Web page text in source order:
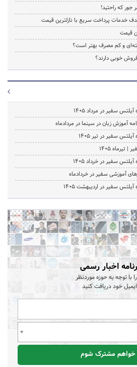
جور که راحتید!
خدمات پرداخت سریع با نازلترین قیمت
قیمت
و کم مصرف بهتر است؟
خوبی دارند؟
سفیر در مرداد 1405
آموزش زبان در سینما در مردادماه
سفیر در تیر 1405
۱۴۰۵
سفیر در خرداد 1405
آموزشی سفیر در خردادماه
سفیر در اردیبهشت 1405
اخبار رسمی
با توجه به حوزه موردنظر
خود دریافت کنید
مشترک شوم